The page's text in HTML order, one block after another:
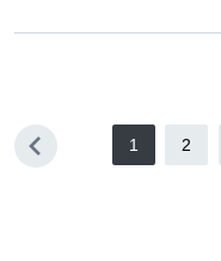
1 2